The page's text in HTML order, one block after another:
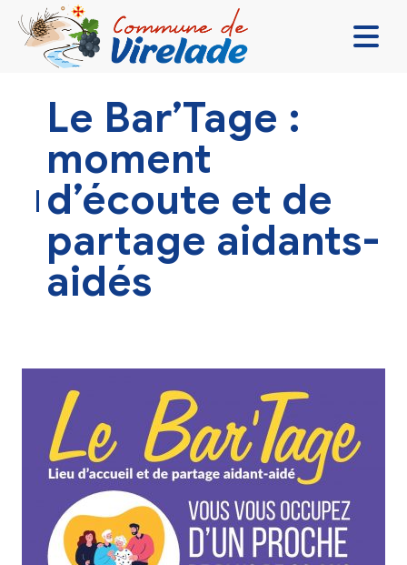
VIVRE ENSEMBLE
SE DIVERTIR
DÉCOUVRIR
CONTACT
Le Bar’Tage :
moment
d’écoute et de
partage aidants-
aidés